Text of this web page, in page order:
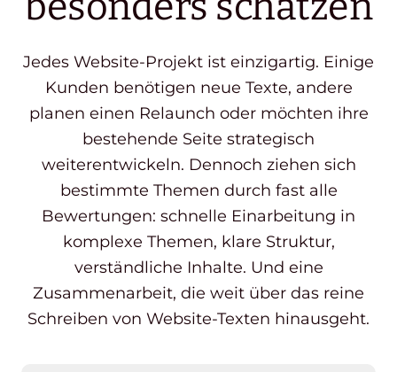
Jedes Website-Projekt ist einzigartig. Einige
Kunden benötigen neue Texte, andere
planen einen Relaunch oder möchten ihre
bestehende Seite strategisch
weiterentwickeln. Dennoch ziehen sich
bestimmte Themen durch fast alle
Bewertungen: schnelle Einarbeitung in
komplexe Themen, klare Struktur,
verständliche Inhalte. Und eine
Zusammenarbeit, die weit über das reine
Schreiben von Website-Texten hinausgeht.